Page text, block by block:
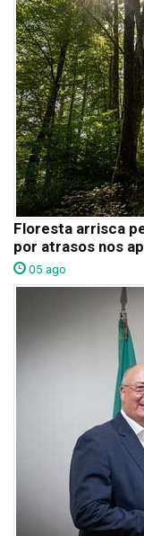
Floresta arrisca
por atrasos nos
05 ago